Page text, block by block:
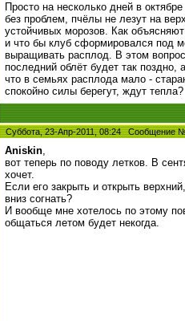
Просто на несколько дней в
без проблем, пчёлы не лезут на
устойчивых морозов. Как
и что бы клуб сформировался под
выращивать расплод. В этом
последний облёт будет так
что в семьях расплода мало -
спокойно силы берегут, ждут тепла?
Суббота, 23-Апр-2011, 08:24 Сообщение
Aniskin,
вот теперь по поводу летков. В
хочет.
Если его закрыть и открыть
вниз согнать?
И вообще мне хотелось по этому
общаться летом будет некогда.